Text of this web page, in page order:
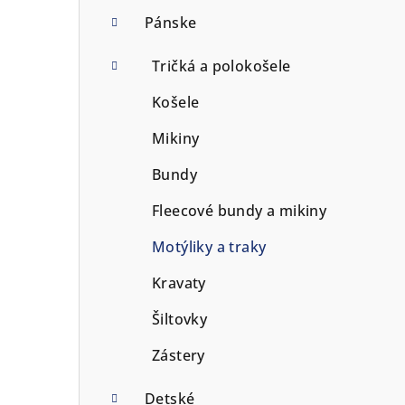
Pánske
Tričká a polokošele
Košele
Mikiny
Bundy
Fleecové bundy a mikiny
Motýliky a traky
Kravaty
Šiltovky
Zástery
Detské